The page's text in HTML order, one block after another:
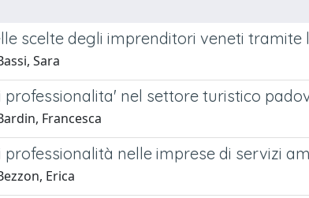
scelte degli imprenditori veneti tramite
Sara
professionalita' nel settore turistico
Francesca
professionalità nelle imprese di servizi
Erica